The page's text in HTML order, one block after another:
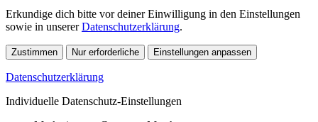
Erkundige dich bitte vor deiner Einwilligung in den Einstellungen
sowie in unsererDatenschutzerklärung.
Zustimmen Nur erforderliche Einstellungen anpassen
Datenschutzerklärung
Individuelle Datenschutz-Einstellungen